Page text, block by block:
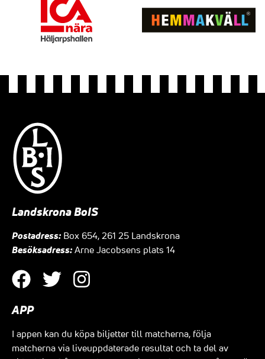
Landskrona BoIS
Postadress: Box 654, 261 25 Landskrona
Besöksadress: Arne Jacobsens plats 14
APP
I appen kan du köpa biljetter till matcherna, följa
matcherna via liveuppdaterade resultat och ta del av